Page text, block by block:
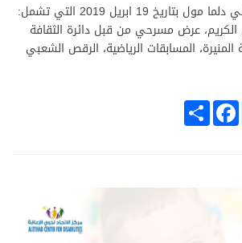
وستقام هذه الحملة في دلما مول بتاريخ 19 ابريل 2019 التي تشمل:
الكريم، عرض مسرحي من قبل دائرة الثقافة
المسابقات الرياضية، الرقص الشعبي
SHARE
FACEBOOK